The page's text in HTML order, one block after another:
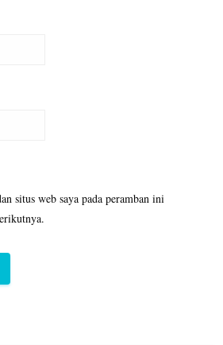
situs web saya pada peramban ini